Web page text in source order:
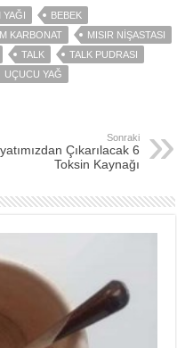
YAĞI
BEBEK
KARBONAT
MISIR NIŞASTASI
TALK
TALK PUDRASI
UÇUCU YAĞ
Sonraki
Çıkarılacak 6
Toksin Kaynağı